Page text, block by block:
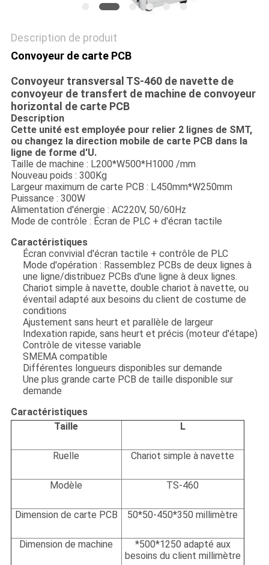
Description de produit
Convoyeur de carte PCB
Convoyeur transversal TS-460 de navette de
convoyeur de transfert de machine de convoyeur
horizontal de carte PCB
Description
Cette unité est employée pour relier 2 lignes de SMT,
ou changez la direction mobile de carte PCB dans la
ligne de forme d'U.
Taille de machine : L200*W500*H1000 /mm
Nouveau poids : 300Kg
Largeur maximum de carte PCB : L450mm*W250mm
Puissance : 300W
Alimentation d'énergie : AC220V, 50/60Hz
Mode de contrôle : Écran de PLC + d'écran tactile
Caractéristiques
Écran convivial d'écran tactile + contrôle de PLC
Mode d'opération : Rassemblez PCBs de deux lignes à
une ligne/distribuez PCBs d'une ligne à deux lignes.
Chariot simple à navette, double chariot à navette, ou
éventail adapté aux besoins du client de costume de
conditions
Ajustement sans heurt et parallèle de largeur
Indexation rapide, sans heurt et précis (moteur d'étape)
Contrôle de vitesse variable
SMEMA compatible
Différentes longueurs disponibles sur demande
Une plus grande carte PCB de taille disponible sur
demande
Caractéristiques
Taille
L
Ruelle Chariot simple à navette
Modèle TS-460
Dimension de carte PCB 50*50-450*350 millimètre
Dimension de machine
*500*1250 adapté aux
besoins du client millimètre